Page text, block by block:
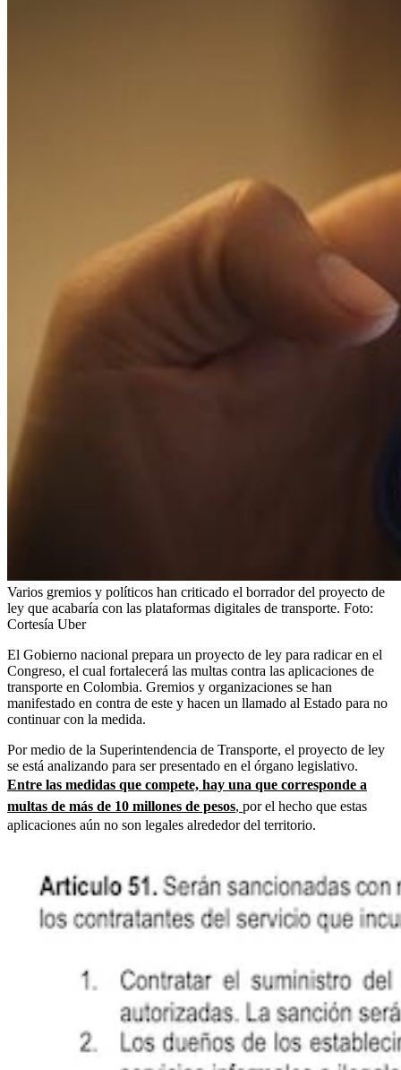
Varios gremios y políticos han criticado el borrador del proyecto de
ley que acabaría con las plataformas digitales de transporte. Foto:
Cortesía Uber
El Gobierno nacional prepara un proyecto de ley para radicar en el
Congreso, el cual fortalecerá las multas contra las aplicaciones de
transporte en Colombia. Gremios y organizaciones se han
manifestado en contra de este y hacen un llamado al Estado para no
continuar con la medida.
Por medio de la Superintendencia de Transporte, el proyecto de ley
se está analizando para ser presentado en el órgano legislativo.
Entre las medidas que compete, hay una que corresponde a
multas de más de 10 millones de pesos, por el hecho que estas
aplicaciones aún no son legales alrededor del territorio.